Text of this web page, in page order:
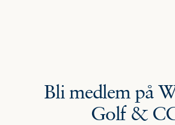
Bli medlem på
Golf &